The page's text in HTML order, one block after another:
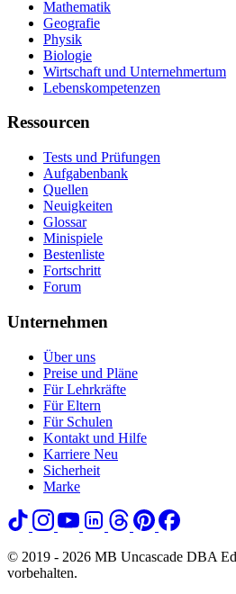
Mathematik
Geografie
Physik
Biologie
Wirtschaft und Unternehmertum
Lebenskompetenzen
Ressourcen
Tests und Prüfungen
Aufgabenbank
Quellen
Neuigkeiten
Glossar
Minispiele
Bestenliste
Fortschritt
Forum
Unternehmen
Über uns
Preise und Pläne
Für Lehrkräfte
Für Eltern
Für Schulen
Kontakt und Hilfe
Karriere Neu
Sicherheit
Marke
© 2019 - 2026 MB Uncascade DBA
vorbehalten.